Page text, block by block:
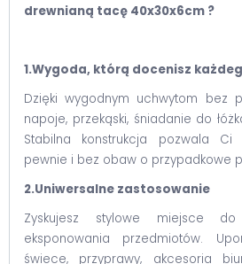
drewnianą tacę 40x30x6cm ?
1.Wygoda, którą docenisz
Dzięki wygodnym uchwytom bez
napoje, przekąski, śniadanie do
Stabilna konstrukcja pozwala Ci
pewnie i bez obaw o przypadkowe
2.Uniwersalne zastosowanie
Zyskujesz stylowe miejsce
eksponowania przedmiotów.
świece, przyprawy, akcesoria